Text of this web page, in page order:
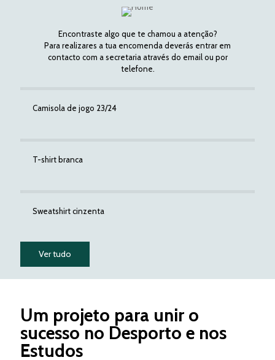
Encontraste algo que te chamou a atenção?
Para realizares a tua encomenda deverás entrar em
contacto com a secretaria através do email ou por
telefone.
Camisola de jogo 23/24
T-shirt branca
Sweatshirt cinzenta
Ver tudo
Um projeto para unir o
sucesso no Desporto e nos
Estudos